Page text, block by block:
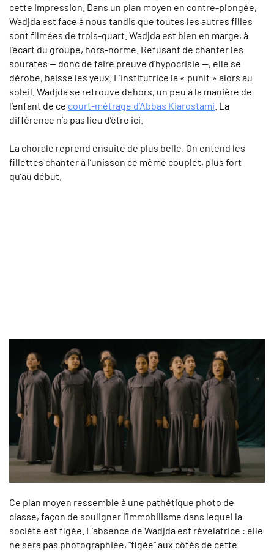
cette impression. Dans un plan moyen en contre-plongée,
Wadjda est face à nous tandis que toutes les autres filles
sont filmées de trois-quart. Wadjda est bien en marge, à
l’écart du groupe, hors-norme. Refusant de chanter les
sourates — donc de faire preuve d’hypocrisie —, elle se
dérobe, baisse les yeux. L’institutrice la « punit » alors au
soleil. Wadjda se retrouve dehors, un peu à la manière de
l’enfant de ce court-métrage d’Abbas Kiarostami . La
différence n’a pas lieu d’être ici.
La chorale reprend ensuite de plus belle. On entend les
fillettes chanter à l’unisson ce même couplet, plus fort
qu’au début.
Ce plan moyen ressemble à une pathétique photo de
classe, façon de souligner l’immobilisme dans lequel la
société est figée. L’absence de Wadjda est révélatrice : elle
ne sera pas photographiée, “figée” aux côtés de cette